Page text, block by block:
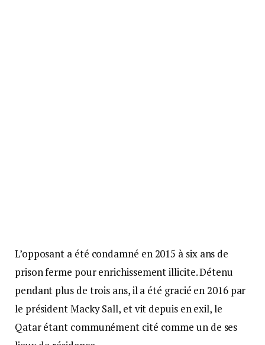
L’opposant a été condamné en 2015 à six ans de
prison ferme pour enrichissement illicite. Détenu
pendant plus de trois ans, il a été gracié en 2016 par
le président Macky Sall, et vit depuis en exil, le
Qatar étant communément cité comme un de ses